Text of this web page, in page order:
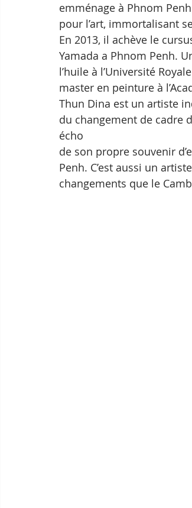
emménage à Phnom
pour l’art, immortalisant
En 2013, il achève le
Yamada a Phnom Penh.
l’huile à l’Université
master en peinture à
Thun Dina est un artiste
du changement de cadre
écho
de son propre souvenir
Penh. C’est aussi un
changements que le